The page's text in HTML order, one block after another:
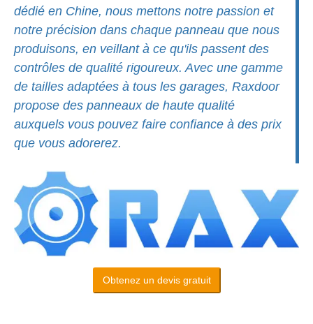
dédié en Chine, nous mettons notre passion et
notre précision dans chaque panneau que nous
produisons, en veillant à ce qu'ils passent des
contrôles de qualité rigoureux. Avec une gamme
de tailles adaptées à tous les garages, Raxdoor
propose des panneaux de haute qualité
auxquels vous pouvez faire confiance à des prix
que vous adorerez.
Obtenez un devis gratuit